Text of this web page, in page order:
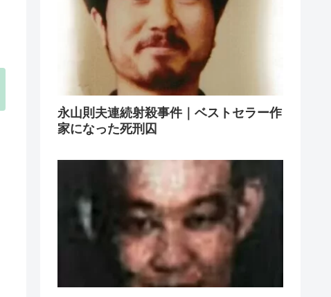
永山則夫連続射殺事件｜ベストセラー作
家になった死刑囚